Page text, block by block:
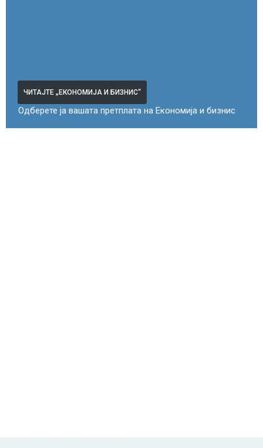
ЧИТАЈТЕ „ЕКОНОМИЈА И БИЗНИС“
Одберете ја вашата претплата на Економија и бизнис